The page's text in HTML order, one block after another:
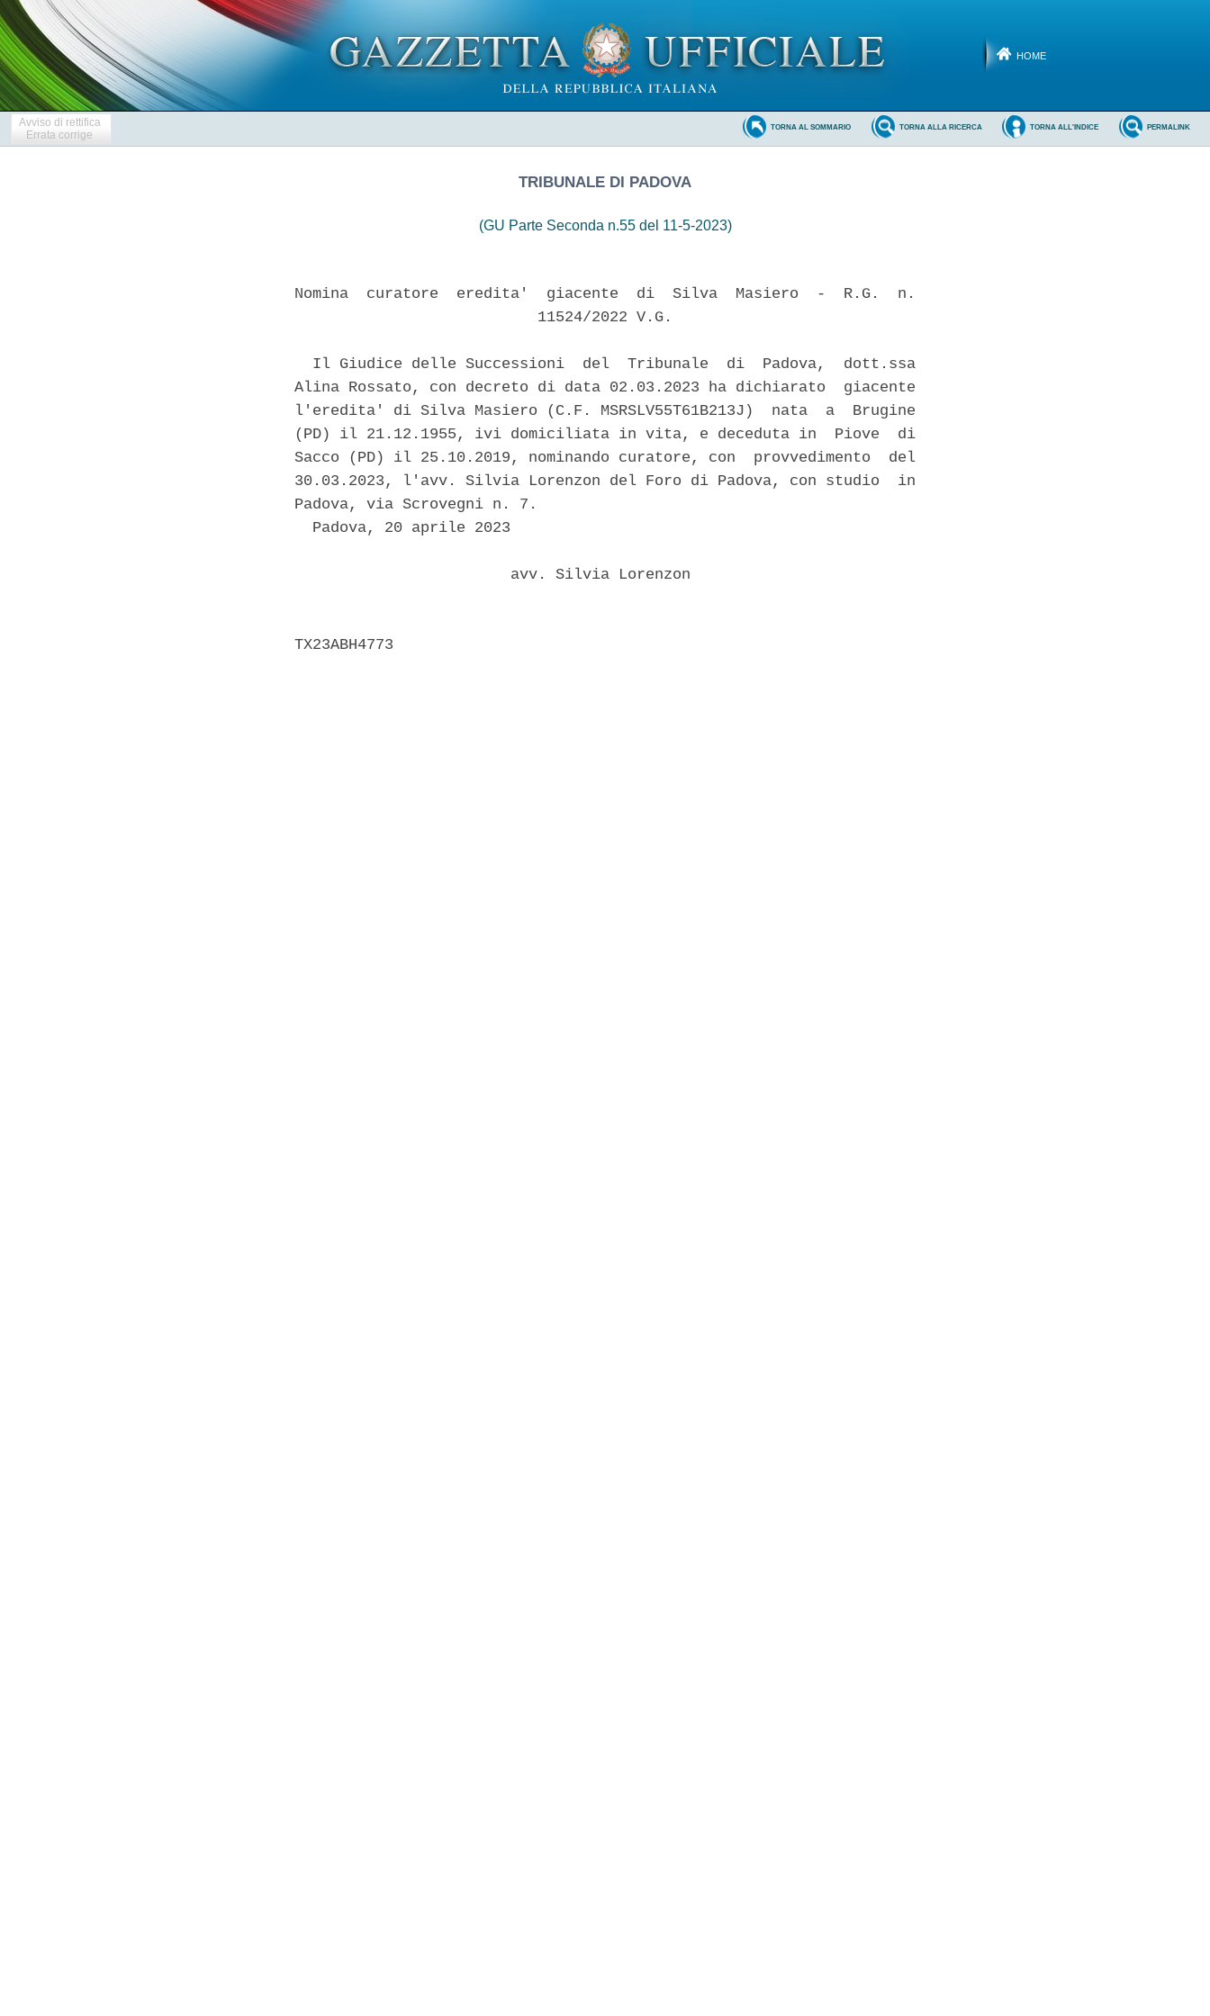
HOME
Avviso di rettifica
Errata corrige
PERMALINK
TORNA ALL'INDICE
TORNA ALLA RICERCA
TORNA AL SOMMARIO
TRIBUNALE DI PADOVA
(GU Parte Seconda n.55 del 11-5-2023)
Nomina  curatore  eredita'  giacente  di  Silva  Masiero  -  R.G.  n.
                           11524/2022 V.G.
  Il Giudice delle Successioni  del  Tribunale  di  Padova,  dott.ssa
Alina Rossato, con decreto di data 02.03.2023 ha dichiarato  giacente
l'eredita' di Silva Masiero (C.F. MSRSLV55T61B213J)  nata  a  Brugine
(PD) il 21.12.1955, ivi domiciliata in vita, e deceduta in  Piove  di
Sacco (PD) il 25.10.2019, nominando curatore, con  provvedimento  del
30.03.2023, l'avv. Silvia Lorenzon del Foro di Padova, con studio  in
Padova, via Scrovegni n. 7.
  Padova, 20 aprile 2023
                        avv. Silvia Lorenzon